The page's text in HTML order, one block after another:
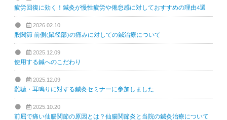
疲労回復に効く！鍼灸が慢性疲労や倦怠感に対しておすすめの理由4選
2026.02.10
股関節 前側(鼠径部)の痛みに対しての鍼治療について
2025.12.09
使用する鍼へのこだわり
2025.12.09
難聴・耳鳴りに対する鍼灸セミナーに参加しました
2025.10.20
前屈で痛い仙腸関節の原因とは？仙腸関節炎と当院の鍼灸治療について